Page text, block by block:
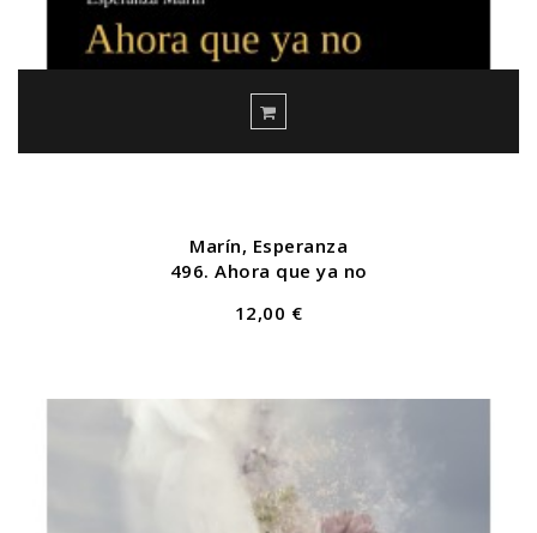
Marín, Esperanza
496. Ahora que ya no
12,00 €